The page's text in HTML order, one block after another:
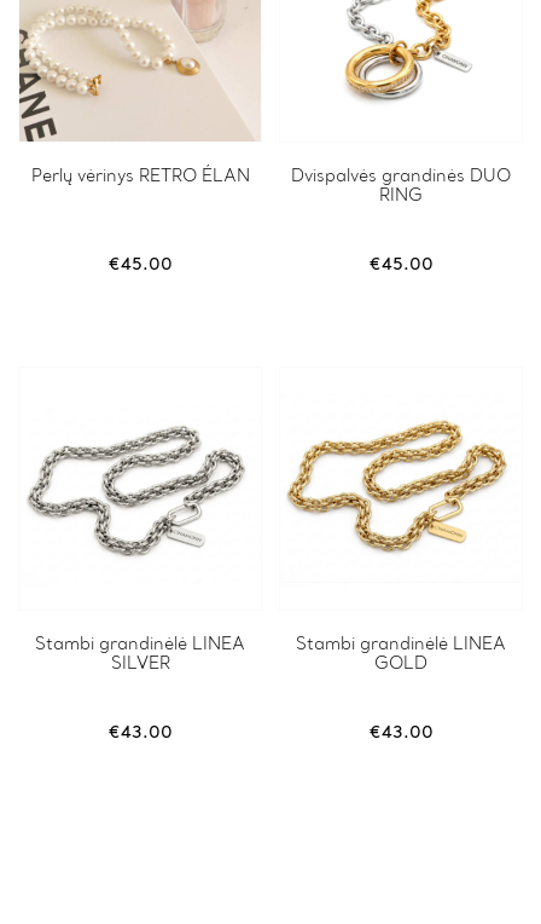
Perlų vėrinys RETRO ÉLAN
€45.00
Dvispalvės grandinės DUO
RING
€45.00
Stambi grandinėlė LINEA
SILVER
€43.00
Stambi grandinėlė LINEA
GOLD
€43.00